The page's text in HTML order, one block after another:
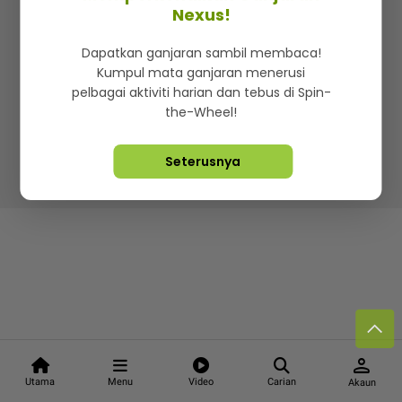
Utama Menu Video Carian
person
Akaun
Iklan di SMG360
Terma & Syarat Dasar Privasi
Lebih hot, viral dan sensasi
Hakcipta Terpelihara ©2026. Star Media Group Berhad
Nexus!
Dapatkan ganjaran sambil membaca!
Kumpul mata ganjaran menerusi
pelbagai aktiviti harian dan tebus di Spin-
the-Wheel!
Seterusnya